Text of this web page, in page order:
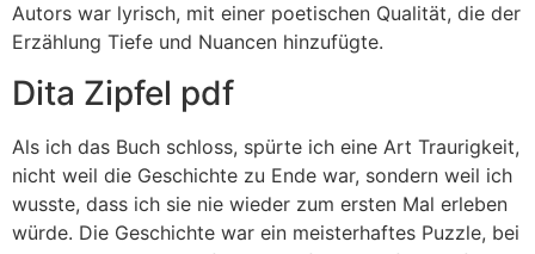
Autors war lyrisch, mit einer poetischen Qualität, die der
Erzählung Tiefe und Nuancen hinzufügte.
Dita Zipfel pdf
Als ich das Buch schloss, spürte ich eine Art Traurigkeit,
nicht weil die Geschichte zu Ende war, sondern weil ich
wusste, dass ich sie nie wieder zum ersten Mal erleben
würde. Die Geschichte war ein meisterhaftes Puzzle, bei